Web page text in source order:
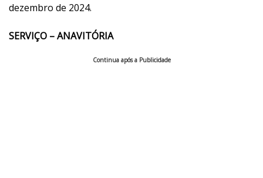
dezembro de 2024.
SERVIÇO – ANAVITÓRIA
Continua após a Publicidade